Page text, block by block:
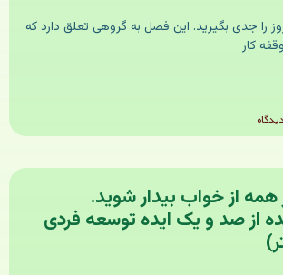
را جدی بگیرید. این فصل به گروهی تعلق دارد که
کار
از خواب بیدار شوید.
از صد و یک ایده توسعه فردی